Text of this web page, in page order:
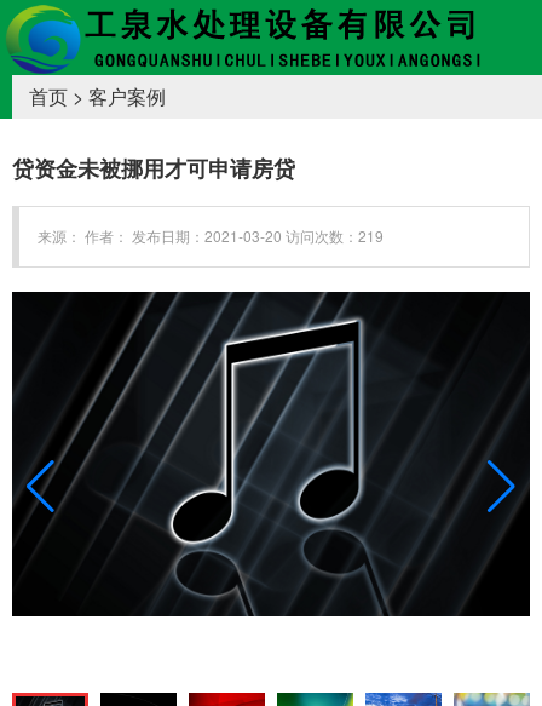
首页 > 客户案例
贷资金未被挪用才可申请房贷
来源： 作者： 发布日期：2021-03-20 访问次数：219